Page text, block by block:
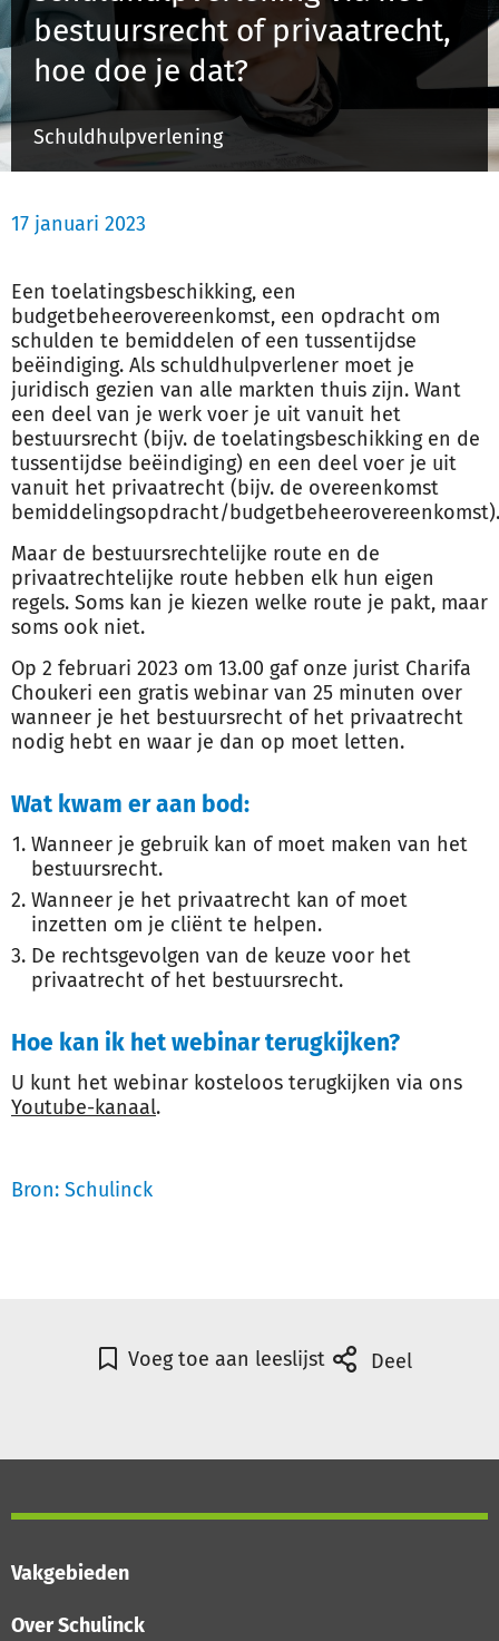
Inloggen
Registreren
bestuursrecht of privaatrecht,
hoe doe je dat?
Schuldhulpverlening
17 januari 2023
Een toelatingsbeschikking, een
budgetbeheerovereenkomst, een opdracht om
schulden te bemiddelen of een tussentijdse
beëindiging. Als schuldhulpverlener moet je
juridisch gezien van alle markten thuis zijn. Want
een deel van je werk voer je uit vanuit het
bestuursrecht (bijv. de toelatingsbeschikking en de
tussentijdse beëindiging) en een deel voer je uit
vanuit het privaatrecht (bijv. de overeenkomst
bemiddelingsopdracht/budgetbeheerovereenkomst).
Maar de bestuursrechtelijke route en de
privaatrechtelijke route hebben elk hun eigen
regels. Soms kan je kiezen welke route je pakt, maar
soms ook niet.
Op 2 februari 2023 om 13.00 gaf onze jurist Charifa
Choukeri een gratis webinar van 25 minuten over
wanneer je het bestuursrecht of het privaatrecht
nodig hebt en waar je dan op moet letten.
Wat kwam er aan bod:
Wanneer je gebruik kan of moet maken van het
bestuursrecht.
Wanneer je het privaatrecht kan of moet
inzetten om je cliënt te helpen.
De rechtsgevolgen van de keuze voor het
privaatrecht of het bestuursrecht.
Hoe kan ik het webinar terugkijken?
U kunt het webinar kosteloos terugkijken via ons
Youtube-kanaal.
Bron: Schulinck
Voeg toe aan leeslijst Deel
Vakgebieden
Over Schulinck